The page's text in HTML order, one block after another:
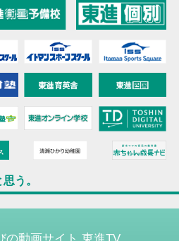
う。